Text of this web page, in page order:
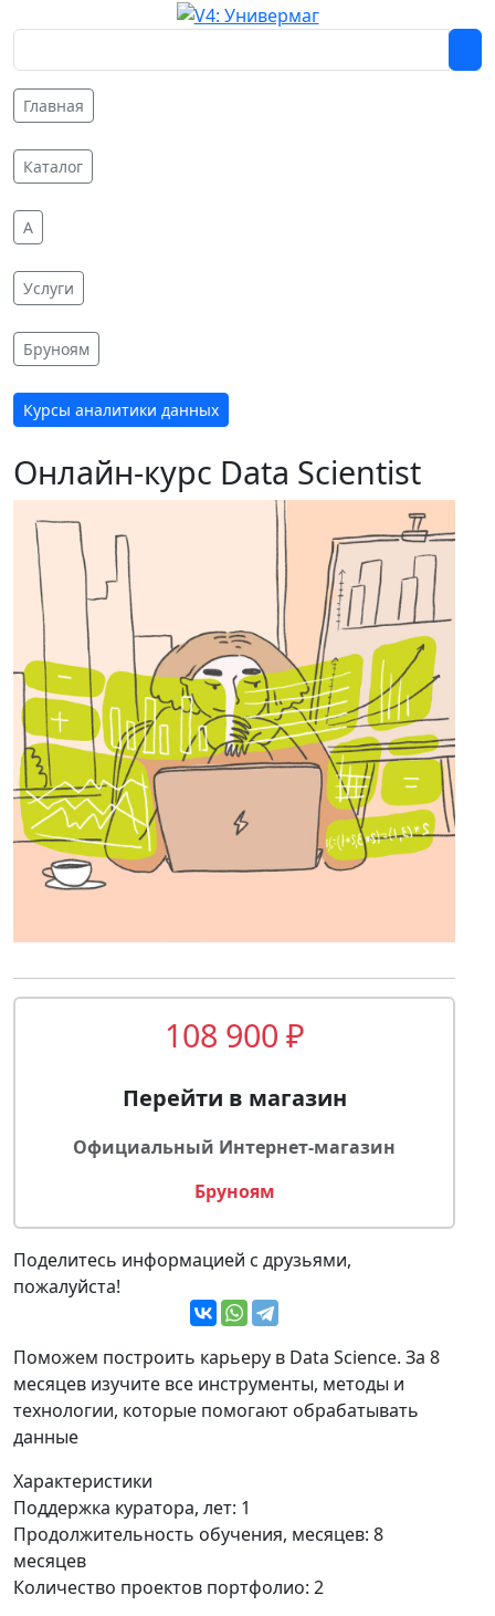
Главная
Каталог
A
Услуги
Бруноям
Курсы аналитики данных
Онлайн-курс Data Scientist
108 900 ₽
Перейти в магазин
Официальный Интернет-магазин
Бруноям
Поделитесь информацией с друзьями,
пожалуйста!
Поможем построить карьеру в Data Science. За 8
месяцев изучите все инструменты, методы и
технологии, которые помогают обрабатывать
данные
Характеристики
Поддержка куратора, лет: 1
Продолжительность обучения, месяцев: 8
месяцев
Количество проектов портфолио: 2